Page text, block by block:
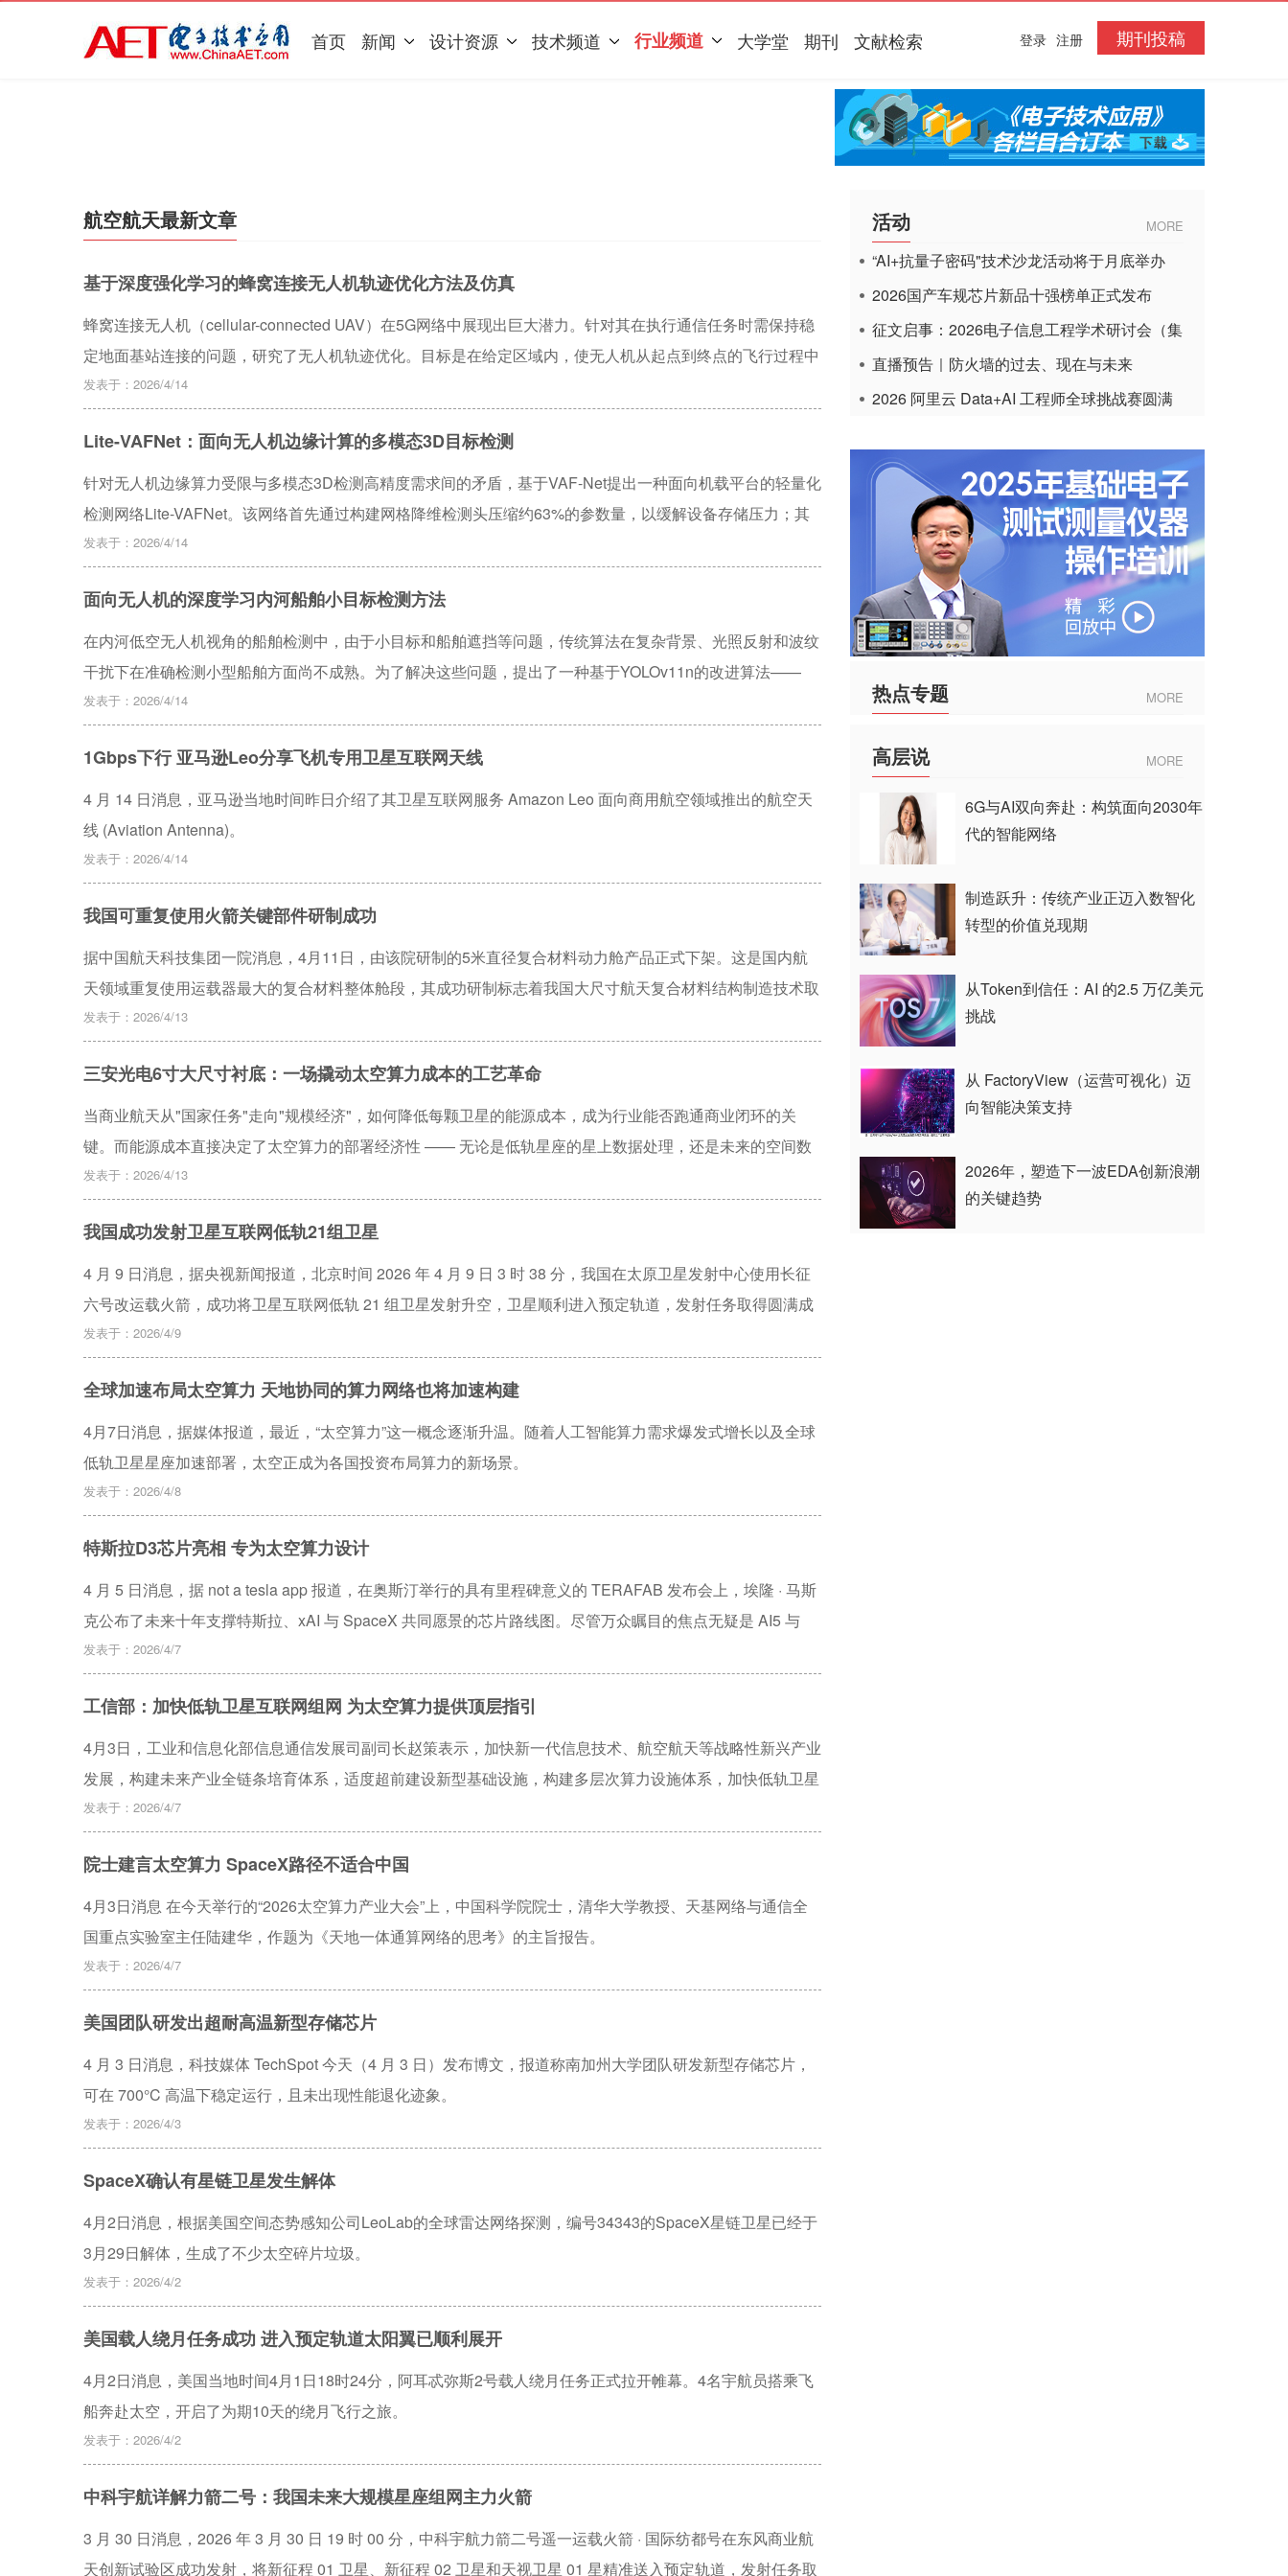
首页 新闻 设计资源 技术频道 行业频道 大学堂 期刊 文献检索 期刊投稿
登录 注册
航空航天最新文章
基于深度强化学习的蜂窝连接无人机轨迹优化方法及仿真
蜂窝连接无人机（cellular-connected UAV）在5G网络中展现出巨大潜力。针对其在执行通信任务时需保持稳
定地面基站连接的问题，研究了无人机轨迹优化。目标是在给定区域内，使无人机从起点到终点的飞行过程中
联合最小化任务完成时间与通信中断时间，并最大化通信吞吐量。由于该问题具有非凸性，采用基于多步学习
的竞争性双深度Q网络（Dueling Double Deep Q Network， D3QN）算法求解，通过无人机与地面基站的交
互学习实现自适应轨迹优化。仿真结果表明，与直飞策略相比，该方法将任务完成时间缩短了28%，通信中断
时长降低了42%，系统平均吞吐量提升了35%，在任务效率、通信稳定性和系统吞吐量等方面均实现显著优
化。
发表于：2026/4/14
Lite-VAFNet：面向无人机边缘计算的多模态3D目标检测
针对无人机边缘算力受限与多模态3D检测高精度需求间的矛盾，基于VAF-Net提出一种面向机载平台的轻量化
检测网络Lite-VAFNet。该网络首先通过构建网格降维检测头压缩约63%的参数量，以缓解设备存储压力；其
次，设计Linear-Bottleneck融合模块实现线性复杂度的特征交互，消除显存峰值瓶颈；最后，引入空间重采样
与Logit蒸馏协同加速框架，在突破访存限制的同时有效补偿量化带来的精度损失。KITTI基准实验表明，Lite-
VAFNet仅以14.60 M的参数量即取得85.24%的3D AP（Mod.），性能显著优于BEVFusion等前沿模型。该研
究在大幅降低资源消耗的同时实现了精度与效率的最佳平衡，极具边缘端部署潜力。
发表于：2026/4/14
面向无人机的深度学习内河船舶小目标检测方法
在内河低空无人机视角的船舶检测中，由于小目标和船舶遮挡等问题，传统算法在复杂背景、光照反射和波纹
干扰下在准确检测小型船舶方面尚不成熟。为了解决这些问题，提出了一种基于YOLOv11n的改进算法——
YOLO11-FFW（YOLO11—FEM FFM_Concat WIoUv2）。为提升小目标船舶的特征提取能力，引入了特征增
强模块（FEM），通过多分支空洞卷积扩展感受野并融合多尺度上下文信息。为增强复杂背景下的多尺度特征
表达，引入了特征融合模块（FFM_Concat），在BiFPN结构基础上加入可学习的权重重标定机制，实现了高
低层特征的自适应融合。为提高模型在水面反光、遮挡及密集目标场景中的鲁棒性，改进了损失函数为
WIoUv2，动态加权平衡定位与分类损失。实验结果表明，YOLO11-FFW相比YOLOv11，mAP@0.5提升
1.4%，精确率提高0.8%，召回率提高2.4%，验证了该算法在复杂无人机视角下内河场景中检测小型船舶的有
效性。
发表于：2026/4/14
1Gbps下行 亚马逊Leo分享飞机专用卫星互联网天线
4 月 14 日消息，亚马逊当地时间昨日介绍了其卫星互联网服务 Amazon Leo 面向商用航空领域推出的航空天
线 (Aviation Antenna)。
发表于：2026/4/14
我国可重复使用火箭关键部件研制成功
据中国航天科技集团一院消息，4月11日，由该院研制的5米直径复合材料动力舱产品正式下架。这是国内航
天领域重复使用运载器最大的复合材料整体舱段，其成功研制标志着我国大尺寸航天复合材料结构制造技术取
得重大突破。
发表于：2026/4/13
三安光电6寸大尺寸衬底：一场撬动太空算力成本的工艺革命
当商业航天从"国家任务"走向"规模经济"，如何降低每颗卫星的能源成本，成为行业能否跑通商业闭环的关
键。而能源成本直接决定了太空算力的部署经济性 —— 无论是低轨星座的星上数据处理，还是未来的空间数
据中心，每一瓦电力的获取代价，都最终体现在算力芯片的可用功率和全周期账单上。在刚性电池这一空间光
伏的主流赛道上，以往被视为"高精尖定制化产品"的技术，正被一家中国化合物半导体龙头 —— 三安光电，
通过大尺寸衬底工艺推动标准化与低成本，从而让太空算力的供电底座不再"天价"。
发表于：2026/4/13
我国成功发射卫星互联网低轨21组卫星
4 月 9 日消息，据央视新闻报道，北京时间 2026 年 4 月 9 日 3 时 38 分，我国在太原卫星发射中心使用长征
六号改运载火箭，成功将卫星互联网低轨 21 组卫星发射升空，卫星顺利进入预定轨道，发射任务取得圆满成
功。 此次任务是长征系列运载火箭的第 637 次飞行。
发表于：2026/4/9
全球加速布局太空算力 天地协同的算力网络也将加速构建
4月7日消息，据媒体报道，最近，“太空算力”这一概念逐渐升温。随着人工智能算力需求爆发式增长以及全球
低轨卫星星座加速部署，太空正成为各国投资布局算力的新场景。
发表于：2026/4/8
特斯拉D3芯片亮相 专为太空算力设计
4 月 5 日消息，据 not a tesla app 报道，在奥斯汀举行的具有里程碑意义的 TERAFAB 发布会上，埃隆 · 马斯
克公布了未来十年支撑特斯拉、xAI 与 SpaceX 共同愿景的芯片路线图。尽管万众瞩目的焦点无疑是 AI5 与
AI6 芯片 —— 它们将成为数百万辆无人驾驶出租车与擎天柱人形机器人的统一“大脑”，但不少人也留意到，演
示幻灯片及月球质量投射器视频中出现了第三款高度专用的芯片：D3。
发表于：2026/4/7
工信部：加快低轨卫星互联网组网 为太空算力提供顶层指引
4月3日，工业和信息化部信息通信发展司副司长赵策表示，加快新一代信息技术、航空航天等战略性新兴产业
发展，构建未来产业全链条培育体系，适度超前建设新型基础设施，构建多层次算力设施体系，加快低轨卫星
互联网组网等，为推动太空算力产业提供顶层指引。赵策指出，太空算力涉及算力芯片、星间通信、供能散
热、火箭发射以及卫星制造等多个领域，作为地面技术产业向太空延伸的工程化继承，太空算力具有在轨实时
处理、低成本能源光域覆盖等多方面优势，有助于提升天数处理效率，增强太空能源开发能力，提升全域覆盖
和抗干扰能力，拓展网络应用边界，具有战略价值和产业前景。
发表于：2026/4/7
院士建言太空算力 SpaceX路径不适合中国
4月3日消息 在今天举行的“2026太空算力产业大会”上，中国科学院院士，清华大学教授、天基网络与通信全
国重点实验室主任陆建华，作题为《天地一体通算网络的思考》的主旨报告。
发表于：2026/4/7
美国团队研发出超耐高温新型存储芯片
4 月 3 日消息，科技媒体 TechSpot 今天（4 月 3 日）发布博文，报道称南加州大学团队研发新型存储芯片，
可在 700°C 高温下稳定运行，且未出现性能退化迹象。
发表于：2026/4/3
SpaceX确认有星链卫星发生解体
4月2日消息，根据美国空间态势感知公司LeoLab的全球雷达网络探测，编号34343的SpaceX星链卫星已经于
3月29日解体，生成了不少太空碎片垃圾。
发表于：2026/4/2
美国载人绕月任务成功 进入预定轨道太阳翼已顺利展开
4月2日消息，美国当地时间4月1日18时24分，阿耳忒弥斯2号载人绕月任务正式拉开帷幕。4名宇航员搭乘飞
船奔赴太空，开启了为期10天的绕月飞行之旅。
发表于：2026/4/2
中科宇航详解力箭二号：我国未来大规模星座组网主力火箭
3 月 30 日消息，2026 年 3 月 30 日 19 时 00 分，中科宇航力箭二号遥一运载火箭 · 国际纺都号在东风商业航
天创新试验区成功发射，将新征程 01 卫星、新征程 02 卫星和天视卫星 01 星精准送入预定轨道，发射任务取
活动 MORE
“AI+抗量子密码"技术沙龙活动将于月底举办
2026国产车规芯片新品十强榜单正式发布
征文启事：2026电子信息工程学术研讨会（集
成电路应用杂志）
直播预告｜防火墙的过去、现在与未来
2026 阿里云 Data+AI 工程师全球挑战赛圆满
热点专题 MORE
高层说 MORE
6G与AI双向奔赴：构筑面向2030年
代的智能网络
制造跃升：传统产业正迈入数智化
转型的价值兑现期
从Token到信任：AI 的2.5 万亿美元
挑战
从 FactoryView（运营可视化）迈
向智能决策支持
2026年，塑造下一波EDA创新浪潮
的关键趋势